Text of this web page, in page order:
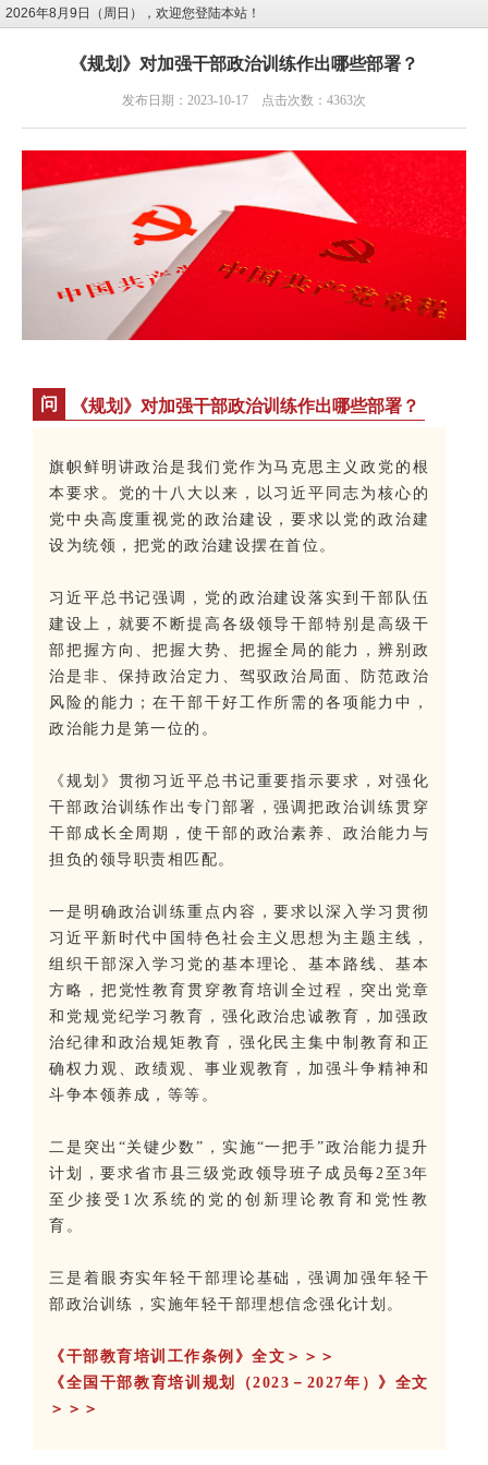
2026年8月9日（周日），欢迎您登陆本站！
《规划》对加强干部政治训练作出哪些部署？
发布日期：2023-10-17 点击次数：4363次
问 《规划》 对加强干部政治训练作出哪些部署？
旗帜鲜明讲政治是我们党作为马克思主义政党的根
本要求。党的十八大以来，以习近平同志为核心的
党中央高度重视党的政治建设，要求以党的政治建
设为统领，把党的政治建设摆在首位。
习近平总书记强调，党的政治建设落实到干部队伍
建设上，就要不断提高各级领导干部特别是高级干
部把握方向、把握大势、把握全局的能力，辨别政
治是非、保持政治定力、驾驭政治局面、防范政治
风险的能力；在干部干好工作所需的各项能力中，
政治能力是第一位的。
《规划》贯彻习近平总书记重要指示要求，对强化
干部政治训练作出专门部署，强调把政治训练贯穿
干部成长全周期，使干部的政治素养、政治能力与
担负的领导职责相匹配。
一是明确政治训练重点内容，要求以深入学习贯彻
习近平新时代中国特色社会主义思想为主题主线，
组织干部深入学习党的基本理论、基本路线、基本
方略，把党性教育贯穿教育培训全过程，突出党章
和党规党纪学习教育，强化政治忠诚教育，加强政
治纪律和政治规矩教育，强化民主集中制教育和正
确权力观、政绩观、事业观教育，加强斗争精神和
斗争本领养成，等等。
二是突出“关键少数”，实施“一把手”政治能力提升
计划，要求省市县三级党政领导班子成员每2至3年
至少接受1次系统的党的创新理论教育和党性教
育。
三是着眼夯实年轻干部理论基础，强调加强年轻干
部政治训练，实施年轻干部理想信念强化计划。
《干部教育培训工作条例》全文＞ ＞ ＞
《全国干部教育培训规划（2023－2027年）》全文
＞ ＞ ＞